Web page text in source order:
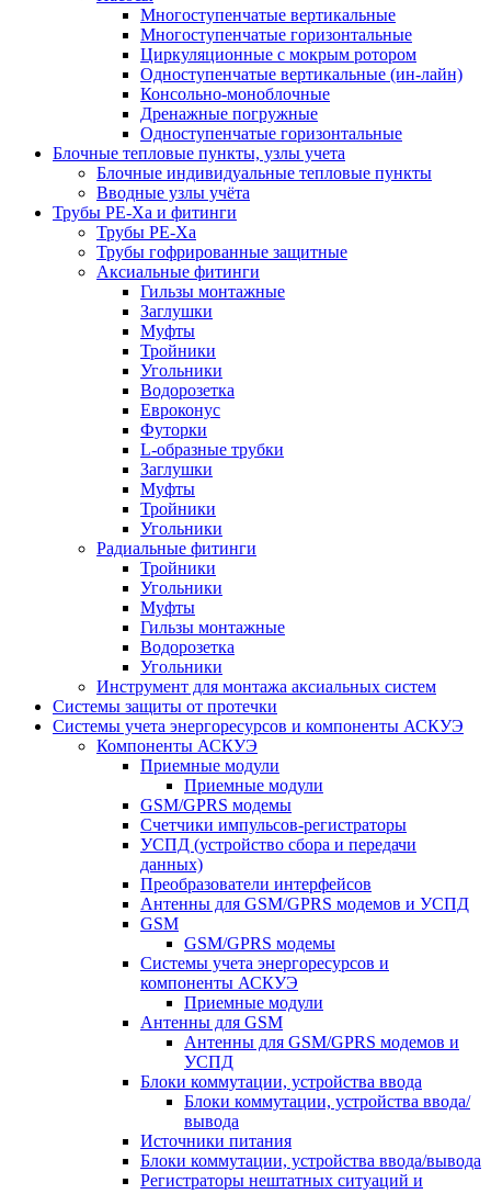
Многоступенчатые вертикальные
Многоступенчатые горизонтальные
Циркуляционные с мокрым ротором
Одноступенчатые вертикальные (ин-лайн)
Консольно-моноблочные
Дренажные погружные
Одноступенчатые горизонтальные
Блочные тепловые пункты, узлы учета
Блочные индивидуальные тепловые пункты
Вводные узлы учёта
Трубы РЕ-Ха и фитинги
Трубы РЕ-Ха
Трубы гофрированные защитные
Аксиальные фитинги
Гильзы монтажные
Заглушки
Муфты
Тройники
Угольники
Водорозетка
Евроконус
Футорки
L-образные трубки
Заглушки
Муфты
Тройники
Угольники
Радиальные фитинги
Тройники
Угольники
Муфты
Гильзы монтажные
Водорозетка
Угольники
Инструмент для монтажа аксиальных систем
Системы защиты от протечки
Системы учета энергоресурсов и компоненты АСКУЭ
Компоненты АСКУЭ
Приемные модули
Приемные модули
GSM/GPRS модемы
Счетчики импульсов-регистраторы
УСПД (устройство сбора и передачи
данных)
Преобразователи интерфейсов
Антенны для GSM/GPRS модемов и УСПД
GSM
GSM/GPRS модемы
Системы учета энергоресурсов и
компоненты АСКУЭ
Приемные модули
Антенны для GSM
Антенны для GSM/GPRS модемов и
УСПД
Блоки коммутации, устройства ввода
Блоки коммутации, устройства ввода/
вывода
Источники питания
Блоки коммутации, устройства ввода/вывода
Регистраторы нештатных ситуаций и